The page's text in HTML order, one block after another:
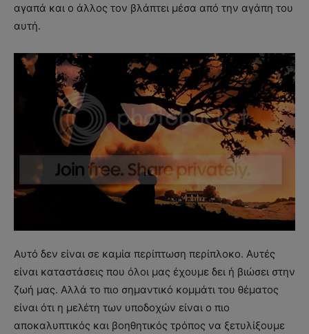
αγαπά και ο άλλος τον βλάπτει μέσα από την αγάπη του
αυτή.
Αυτό δεν είναι σε καμία περίπτωση περίπλοκο. Αυτές
είναι καταστάσεις που όλοι μας έχουμε δει ή βιώσει στην
ζωή μας. Αλλά το πιο σημαντικό κομμάτι του θέματος
είναι ότι η μελέτη των υποδοχών είναι ο πιο
αποκαλυπτικός και βοηθητικός τρόπος να ξετυλίξουμε